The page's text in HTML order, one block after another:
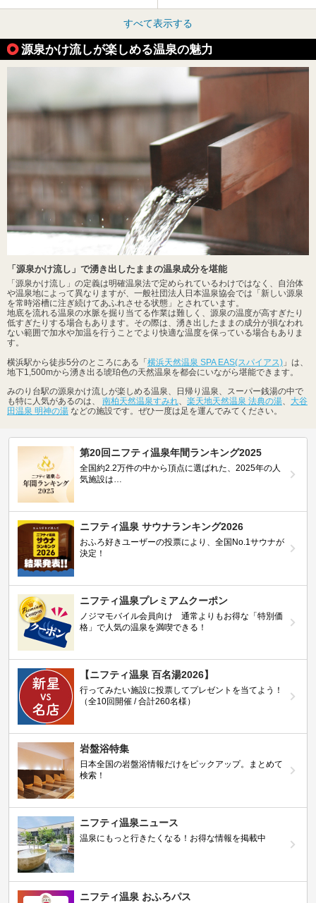
すべて表示する
源泉かけ流しが楽しめる温泉の魅力
「源泉かけ流し」で湧き出したままの温泉成分を堪能
「源泉かけ流し」の定義は明確温泉法で定められているわけではなく、自治体
や温泉地によって異なりますが、一般社団法人日本温泉協会では「新しい源泉
を常時浴槽に注ぎ続けてあふれさせる状態」とされています。
地底を流れる温泉の水脈を掘り当てる作業は難しく、源泉の温度が高すぎたり
低すぎたりする場合もあります。その際は、湧き出したままの成分が損なわれ
ない範囲で加水や加温を行うことでより快適な温度を保っている場合もありま
す。
横浜駅から徒歩5分のところにある「 横浜天然温泉 SPA EAS(スパイアス) 」は、
地下1,500mから湧き出る琥珀色の天然温泉を都会にいながら堪能できます。
みのり台駅の源泉かけ流しが楽しめる温泉、日帰り温泉、スーパー銭湯の中で
も特に人気があるのは、 南柏天然温泉すみれ、 楽天地天然温泉 法典の湯、 大谷
田温泉 明神の湯 などの施設です。ぜひ一度は足を運んでみてください。
第20回ニフティ温泉年間ランキング2025
全国約2.2万件の中から頂点に選ばれた、2025年の人
気施設は…
ニフティ温泉 サウナランキング2026
おふろ好きユーザーの投票により、全国No.1サウナが
決定！
ニフティ温泉プレミアムクーポン
ノジマモバイル会員向け 通常よりもお得な「特別価
格」で人気の温泉を満喫できる！
【ニフティ温泉 百名湯2026】
行ってみたい施設に投票してプレゼントを当てよう！
（全10回開催 / 合計260名様）
岩盤浴特集
日本全国の岩盤浴情報だけをピックアップ。まとめて
検索！
ニフティ温泉ニュース
温泉にもっと行きたくなる！お得な情報を掲載中
ニフティ温泉 おふろパス